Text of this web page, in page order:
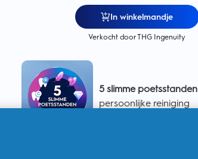
In winkelmandje
Verkocht door THG Ingenuity
5 slimme poetsstanden
persoonlijke reiniging